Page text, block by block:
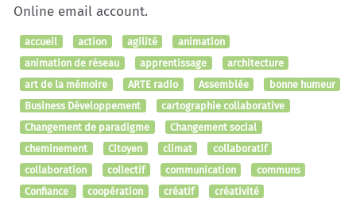
Online email account.
accueil action agilité
animation
animation de réseau
apprentissage
architecture
art de la mémoire
ARTE radio Assemblée
bonne humeur
Business Développement
cartographie collaborative
Changement de paradigme
Changement social
cheminement
Citoyen climat
collaboratif
collaboration
collectif communication
communs
Confiance
coopération créatif
créativité